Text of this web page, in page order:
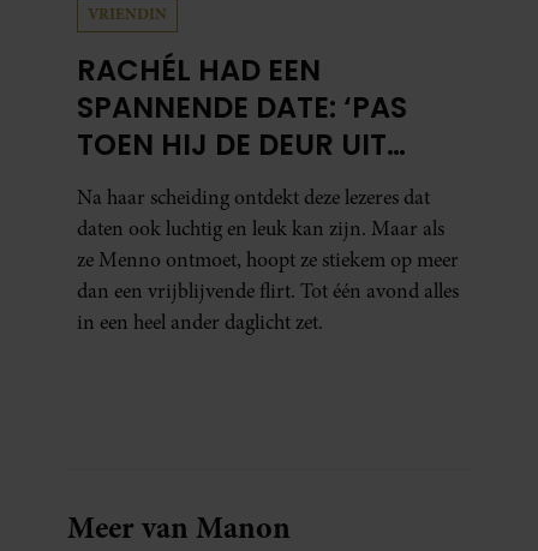
VRIENDIN
RACHÉL HAD EEN
SPANNENDE DATE: ‘PAS
TOEN HIJ DE DEUR UIT
WAS, BESEFTE IK WAT ER
ECHT WAS GEBEURD’
Na haar scheiding ontdekt deze lezeres dat
daten ook luchtig en leuk kan zijn. Maar als
ze Menno ontmoet, hoopt ze stiekem op meer
dan een vrijblijvende flirt. Tot één avond alles
in een heel ander daglicht zet.
Meer van Manon